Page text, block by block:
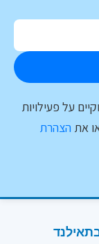
על פעילויות
את הצהרת